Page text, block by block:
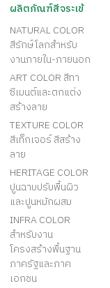
ผลิตภัณฑ์สีจระเข้
NATURAL COLOR
สีรักษ์โลกสำหรับ
งานภายใน-ภายนอก
ART COLOR สีทา
ซีเมนต์และตกแต่ง
สร้างลาย
TEXTURE COLOR
สีเท็กเจอร์ สีสร้าง
ลาย
HERITAGE COLOR
ปูนฉาบปรับพื้นผิว
และปูนหมักผสม
INFRA COLOR
สำหรับงาน
โครงสร้างพื้นฐาน
ภาครัฐและภาค
เอกชน